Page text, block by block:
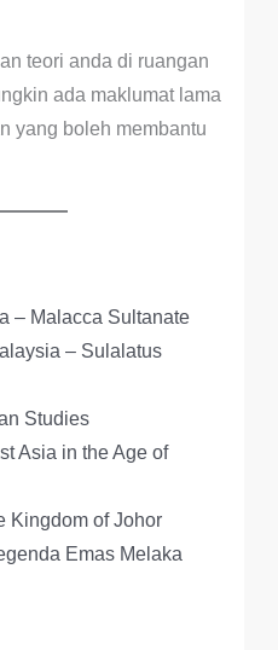
teori anda di ruangan
ada maklumat lama
yang boleh membantu
– Malacca Sultanate
– Sulalatus
Studies
Asia in the Age of
Kingdom of Johor
Emas Melaka